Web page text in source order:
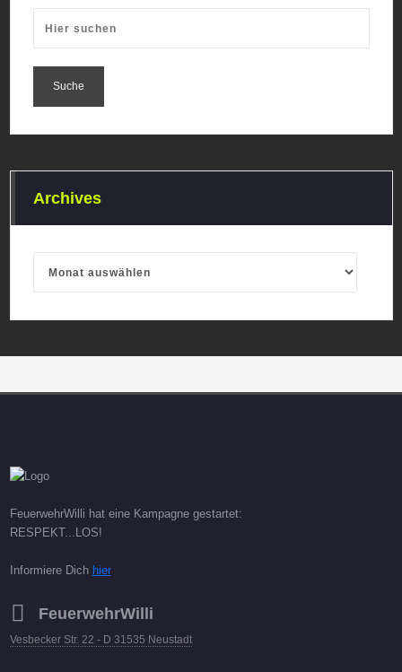
Archives
FeuerwehrWilli hat eine Kampagne gestartet:
RESPEKT...LOS!
Informiere Dich hier
FeuerwehrWilli
Vesbecker Str. 22 - D 31535 Neustadt